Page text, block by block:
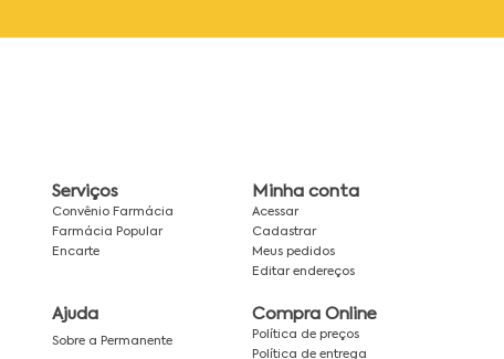
Serviços
Convênio Farmácia
Farmácia Popular
Encarte
Minha conta
Acessar
Cadastrar
Meus pedidos
Editar endereços
Ajuda
Sobre a Permanente
Compra Online
Política de preços
Política de entrega